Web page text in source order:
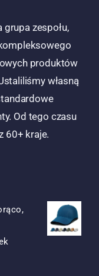
grupa zespołu,
produktów
własną
Od tego czasu
60+ kraje.